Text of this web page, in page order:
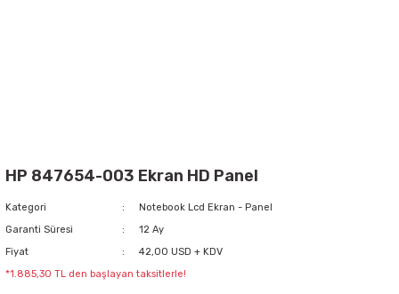
HP 847654-003 Ekran HD Panel
Kategori
Notebook Lcd Ekran - Panel
Garanti Süresi
12 Ay
Fiyat
42,00 USD + KDV
*1.885,30 TL den başlayan taksitlerle!